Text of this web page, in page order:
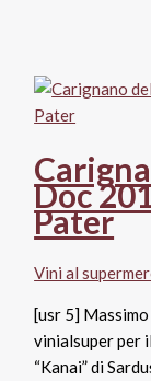
Doc
Pater
Vini al
[usr 5]
vinialsuper per
“Kanai” di